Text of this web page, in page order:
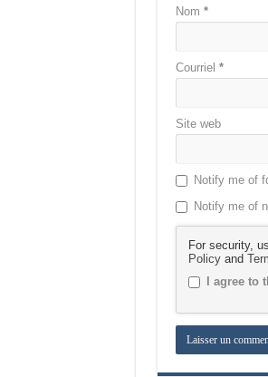
Nom *
Courriel *
Site web
Notify me of
Notify me of
For security,
Policyand
I agree to